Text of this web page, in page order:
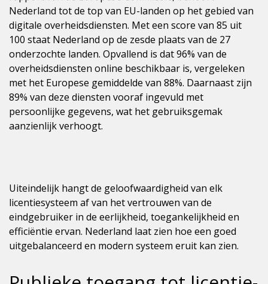
Nederland tot de top van EU-landen op het gebied van
digitale overheidsdiensten. Met een score van 85 uit
100 staat Nederland op de zesde plaats van de 27
onderzochte landen. Opvallend is dat 96% van de
overheidsdiensten online beschikbaar is, vergeleken
met het Europese gemiddelde van 88%. Daarnaast zijn
89% van deze diensten vooraf ingevuld met
persoonlijke gegevens, wat het gebruiksgemak
aanzienlijk verhoogt.
Uiteindelijk hangt de geloofwaardigheid van elk
licentiesysteem af van het vertrouwen van de
eindgebruiker in de eerlijkheid, toegankelijkheid en
efficiëntie ervan. Nederland laat zien hoe een goed
uitgebalanceerd en modern systeem eruit kan zien.